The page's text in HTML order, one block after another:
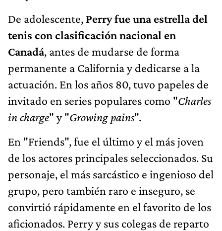
De adolescente, Perry fue una estrella del
tenis con clasificación nacional en
Canadá, antes de mudarse de forma
permanente a California y dedicarse a la
actuación. En los años 80, tuvo papeles de
invitado en series populares como "Charles
in charge" y "Growing pains".
En "Friends", fue el último y el más joven
de los actores principales seleccionados. Su
personaje, el más sarcástico e ingenioso del
grupo, pero también raro e inseguro, se
convirtió rápidamente en el favorito de los
aficionados. Perry y sus colegas de reparto